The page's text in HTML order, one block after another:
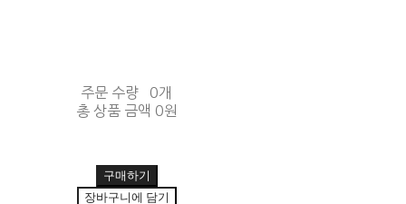
주문 수량
0개
총 상품 금액 0원
구매하기
장바구니에 담기